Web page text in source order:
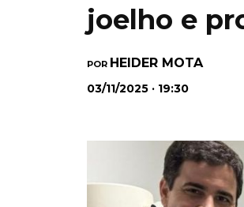
joelho e
POR HEIDER MOTA
03/11/2025 · 19:30